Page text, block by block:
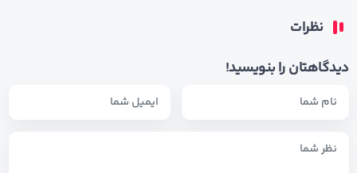
نظرات
دیدگاهتان را بنویسید!